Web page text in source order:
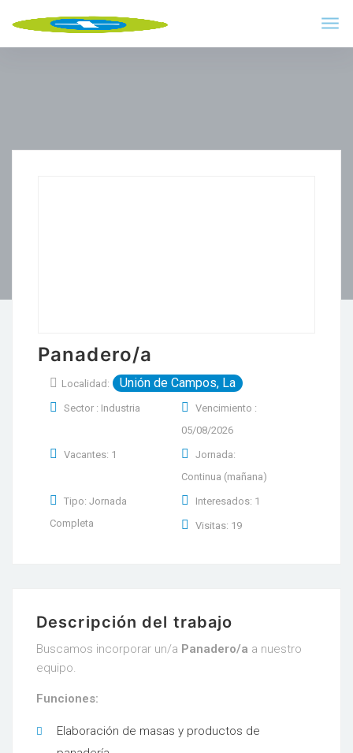
Panadero/a
Localidad: Unión de Campos, La
Sector : Industria
Vencimiento :
05/08/2026
Vacantes: 1
Jornada:
Continua (mañana)
Tipo: Jornada
Completa
Interesados: 1
Visitas: 19
Descripción del trabajo
Buscamos incorporar un/a Panadero/a a nuestro
equipo.
Funciones:
Elaboración de masas y productos de